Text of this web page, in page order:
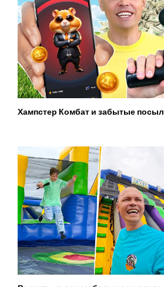
Хампстер Комбат и забытые